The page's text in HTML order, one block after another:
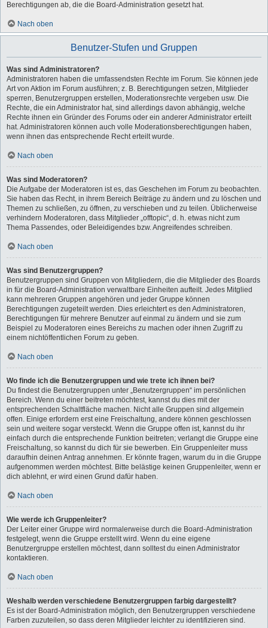
Berechtigungen ab, die die Board-Administration gesetzt hat.
Nach oben
Benutzer-Stufen und Gruppen
Was sind Administratoren?
Administratoren haben die umfassendsten Rechte im Forum. Sie können jede
Art von Aktion im Forum ausführen; z. B. Berechtigungen setzen, Mitglieder
sperren, Benutzergruppen erstellen, Moderationsrechte vergeben usw. Die
Rechte, die ein Administrator hat, sind allerdings davon abhängig, welche
Rechte ihnen ein Gründer des Forums oder ein anderer Administrator erteilt
hat. Administratoren können auch volle Moderationsberechtigungen haben,
wenn ihnen das entsprechende Recht erteilt wurde.
Nach oben
Was sind Moderatoren?
Die Aufgabe der Moderatoren ist es, das Geschehen im Forum zu beobachten.
Sie haben das Recht, in ihrem Bereich Beiträge zu ändern und zu löschen und
Themen zu schließen, zu öffnen, zu verschieben und zu teilen. Üblicherweise
verhindern Moderatoren, dass Mitglieder „offtopic“, d. h. etwas nicht zum
Thema Passendes, oder Beleidigendes bzw. Angreifendes schreiben.
Nach oben
Was sind Benutzergruppen?
Benutzergruppen sind Gruppen von Mitgliedern, die die Mitglieder des Boards
in für die Board-Administration verwaltbare Einheiten aufteilt. Jedes Mitglied
kann mehreren Gruppen angehören und jeder Gruppe können
Berechtigungen zugeteilt werden. Dies erleichtert es den Administratoren,
Berechtigungen für mehrere Benutzer auf einmal zu ändern und sie zum
Beispiel zu Moderatoren eines Bereichs zu machen oder ihnen Zugriff zu
einem nichtöffentlichen Forum zu geben.
Nach oben
Wo finde ich die Benutzergruppen und wie trete ich ihnen bei?
Du findest die Benutzergruppen unter „Benutzergruppen“ im persönlichen
Bereich. Wenn du einer beitreten möchtest, kannst du dies mit der
entsprechenden Schaltfläche machen. Nicht alle Gruppen sind allgemein
offen. Einige erfordern erst eine Freischaltung, andere können geschlossen
sein und weitere sogar versteckt. Wenn die Gruppe offen ist, kannst du ihr
einfach durch die entsprechende Funktion beitreten; verlangt die Gruppe eine
Freischaltung, so kannst du dich für sie bewerben. Ein Gruppenleiter muss
daraufhin deinen Antrag annehmen. Er könnte fragen, warum du in die Gruppe
aufgenommen werden möchtest. Bitte belästige keinen Gruppenleiter, wenn er
dich ablehnt, er wird einen Grund dafür haben.
Nach oben
Wie werde ich Gruppenleiter?
Der Leiter einer Gruppe wird normalerweise durch die Board-Administration
festgelegt, wenn die Gruppe erstellt wird. Wenn du eine eigene
Benutzergruppe erstellen möchtest, dann solltest du einen Administrator
kontaktieren.
Nach oben
Weshalb werden verschiedene Benutzergruppen farbig dargestellt?
Es ist der Board-Administration möglich, den Benutzergruppen verschiedene
Farben zuzuteilen, so dass deren Mitglieder leichter zu identifizieren sind.